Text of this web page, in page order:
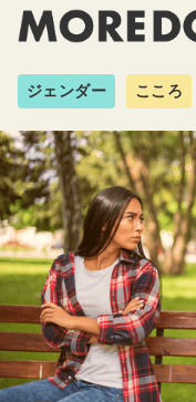
ジェンダー こころ